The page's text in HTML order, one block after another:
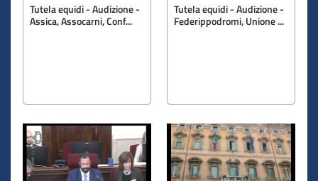
Tutela equidi - Audizione -
Assica, Assocarni, Conf...
Tutela equidi - Audizione -
Federippodromi, Unione ...